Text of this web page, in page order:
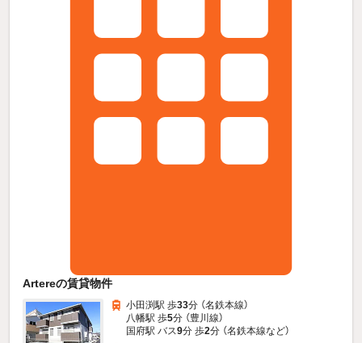
Artereの賃貸物件
小田渕駅 歩33分 （名鉄本線）
八幡駅 歩5分 （豊川線）
国府駅 バス9分 歩2分 （名鉄本線など）